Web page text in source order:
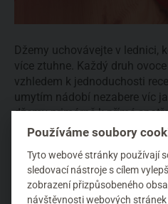
Džemy uchovávejte v lednici,
více ztuhne. Každý druh
vzhledem k jednoduchosti
umytím nádobí nezabere víc
džemy primárně k přímé
Používáme soubory
Tyto webové stránky používají
sledovací nástroje s cílem
zobrazení přizpůsobeného
návštěvnosti webových